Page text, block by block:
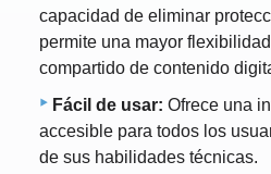
capacidad de eliminar
permite una mayor
compartido de contenido
Fácil de usar: Ofrece una
accesible para todos los
de sus habilidades técnicas.